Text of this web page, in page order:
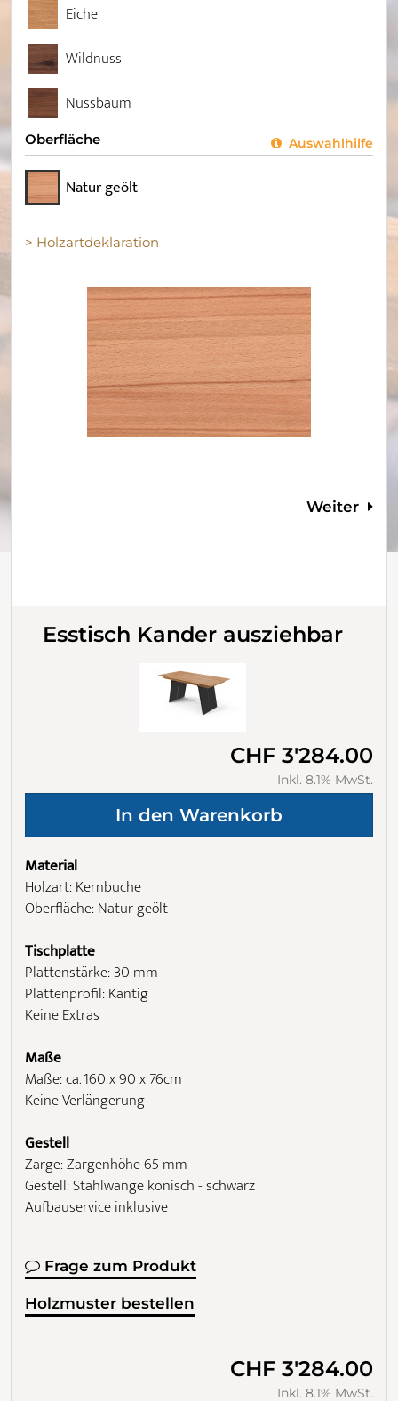
Eiche
Wildnuss
Nussbaum
Oberfläche Auswahlhilfe
Natur geölt
> Holzartdeklaration
Weiter
Esstisch Kander ausziehbar
CHF 3'284.00
Inkl. 8.1% MwSt.
Material
Holzart: Kernbuche
Oberfläche: Natur geölt
Tischplatte
Plattenstärke: 30 mm
Plattenprofil: Kantig
Keine Extras
Maße
Maße: ca. 160 x 90 x 76cm
Keine Verlängerung
Gestell
Zarge: Zargenhöhe 65 mm
Gestell: Stahlwange konisch - schwarz
Aufbauservice inklusive
Frage zum Produkt
Holzmuster bestellen
CHF 3'284.00
Inkl. 8.1% MwSt.